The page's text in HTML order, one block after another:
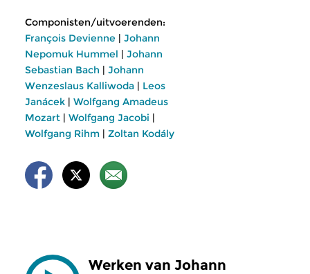
Componisten/uitvoerenden:
François Devienne | Johann
Nepomuk Hummel | Johann
Sebastian Bach | Johann
Wenzeslaus Kalliwoda | Leos
Janácek | Wolfgang Amadeus
Mozart | Wolfgang Jacobi |
Wolfgang Rihm | Zoltan Kodály
Werken van Johann